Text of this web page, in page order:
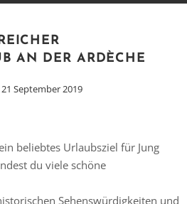
AN DER ARDÈCHE
21 September 2019
beliebtes Urlaubsziel für Jung
du viele schöne
Sehenswürdigkeiten und